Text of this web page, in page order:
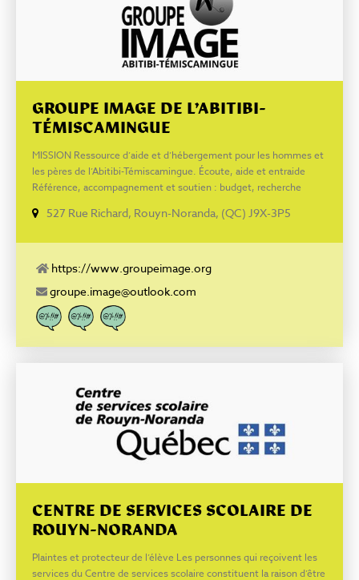
GROUPE IMAGE DE L’ABITIBI-
TÉMISCAMINGUE
MISSION Ressource d’aide et d’hébergement pour les hommes et
les pères de l’Abitibi-Témiscamingue. Écoute, aide et entraide
Référence, accompagnement et soutien : budget, recherche
Facebook : www.facebook.com/GroupeIMAGE
527 Rue Richard, Rouyn-Noranda, (QC) J9X-3P5
https://www.groupeimage.org
groupe.image@outlook.com
CENTRE DE SERVICES SCOLAIRE DE
ROUYN-NORANDA
Plaintes et protecteur de l’élève Les personnes qui reçoivent les
services du Centre de services scolaire constituent la raison d’être